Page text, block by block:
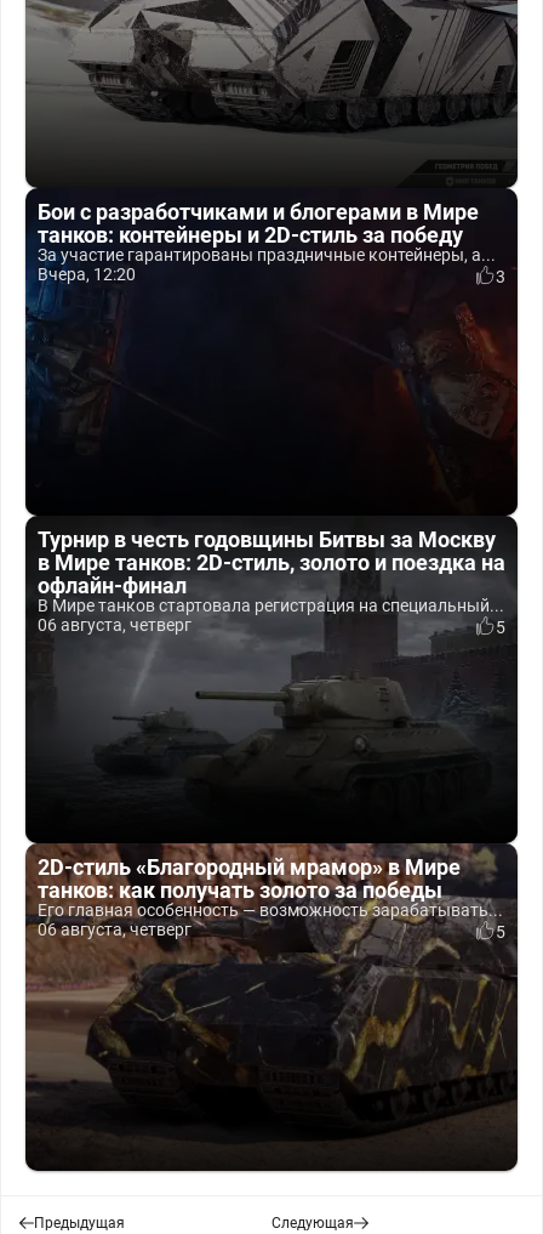
Бои с разработчиками и блогерами в Мире
танков: контейнеры и 2D-стиль за победу
За участие гарантированы праздничные контейнеры, а...
Вчера, 12:20
3
Турнир в честь годовщины Битвы за Москву
в Мире танков: 2D-стиль, золото и поездка на
офлайн-финал
В Мире танков стартовала регистрация на специальный...
06 августа, четверг
5
2D-стиль «Благородный мрамор» в Мире
танков: как получать золото за победы
Его главная особенность — возможность зарабатывать...
06 августа, четверг
5
Предыдущая
Следующая